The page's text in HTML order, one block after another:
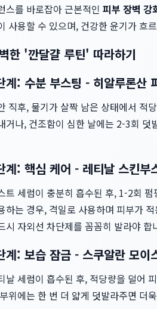
스를 바로잡아 근본적인 피부 장벽 강
사용할 수 있으며, 건강한 윤기가 흐
한 '깐달걀 루틴' 따라하기
계: 수분 부스팅 - 히알루론산
직후, 물기가 살짝 남은 상태에서 적
거나, 건조함이 심한 날에는 2-3회 덧
계: 핵심 케어 - 레티날 스킨부
트 세럼이 충분히 흡수된 후, 1-2회
하는 경우, 격일로 사용하며 피부가
시 자외선 차단제를 꼼꼼히 발라야 합
계: 보습 잠금 - 스쿠알란 모이
날 세럼이 흡수된 후, 적당량을 덜어
위에는 한 번 더 얇게 덧발라주면 더